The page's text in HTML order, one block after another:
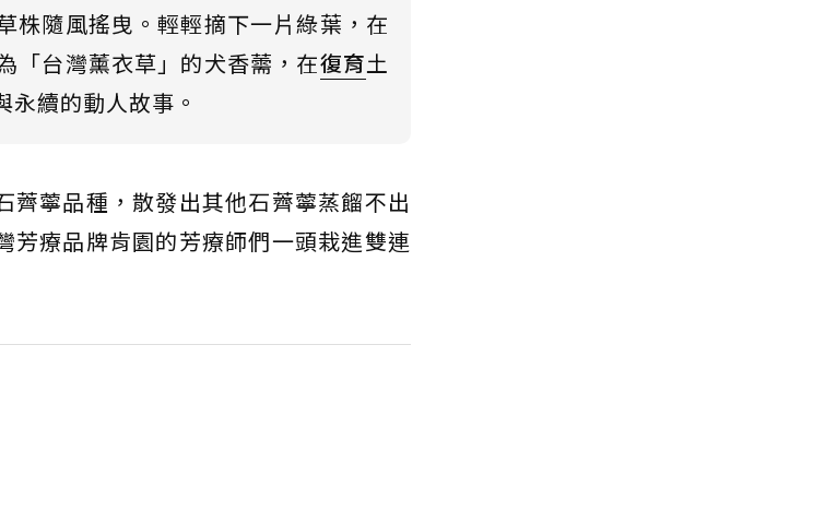
株隨風搖曳。輕輕摘下一片綠葉，在
「台灣薰衣草」的犬香薷，在復育土
續的動人故事。
薴品種，散發出其他石薺薴蒸餾不出
芳療品牌肯園的芳療師們一頭栽進雙連